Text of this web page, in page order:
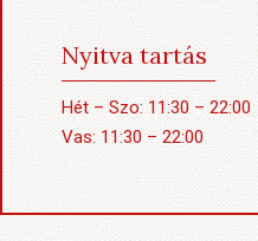
Nyitva tartás
Hét – Szo: 11:30 – 22:00
Vas: 11:30 – 22:00